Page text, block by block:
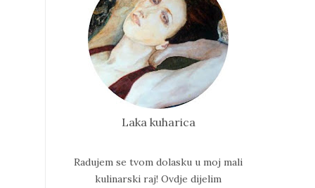
Laka kuharica
Radujem se tvom dolasku u moj mali
kulinarski raj! Ovdje dijelim